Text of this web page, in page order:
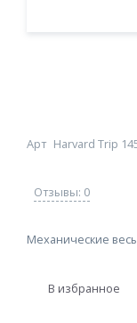
Арт Harvard Trip
Отзывы: 0
Механические
В избранное